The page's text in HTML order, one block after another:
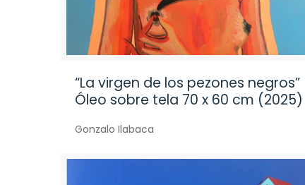
“La virgen de los pezones negros”
Óleo sobre tela 70 x 60 cm (2025)
Gonzalo Ilabaca